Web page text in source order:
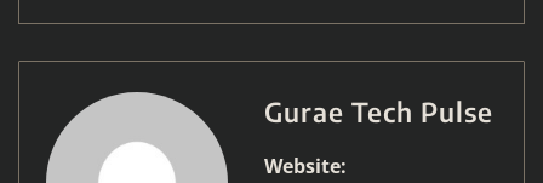
Gurae Tech Pulse
Website: